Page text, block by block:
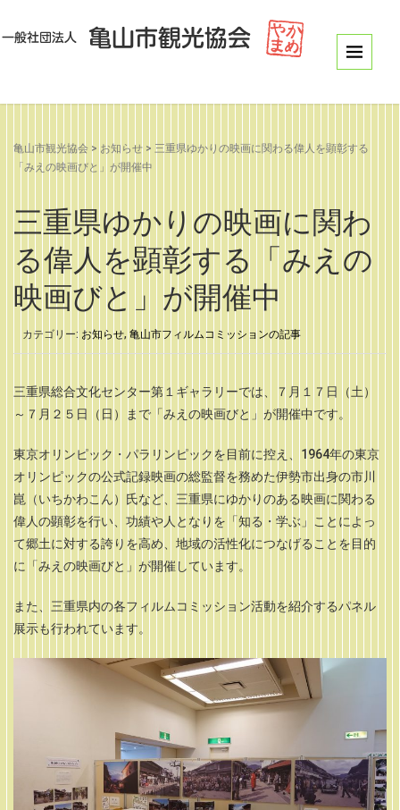
亀山市観光協会 > お知らせ > 三重県ゆかりの映画に関わる偉人を顕彰する
「みえの映画びと」が開催中
三重県ゆかりの映画に関わ
る偉人を顕彰する「みえの
映画びと」が開催中
カテゴリー: お知らせ, 亀山市フィルムコミッションの記事
三重県総合文化センター第１ギャラリーでは、７月１７日（土）
～７月２５日（日）まで「みえの映画びと」が開催中です。
東京オリンピック・パラリンピックを目前に控え、1964年の東京
オリンピックの公式記録映画の総監督を務めた伊勢市出身の市川
崑（いちかわこん）氏など、三重県にゆかりのある映画に関わる
偉人の顕彰を行い、功績や人となりを「知る・学ぶ」ことによっ
て郷土に対する誇りを高め、地域の活性化につなげることを目的
に「みえの映画びと」が開催しています。
また、三重県内の各フィルムコミッション活動を紹介するパネル
展示も行われています。